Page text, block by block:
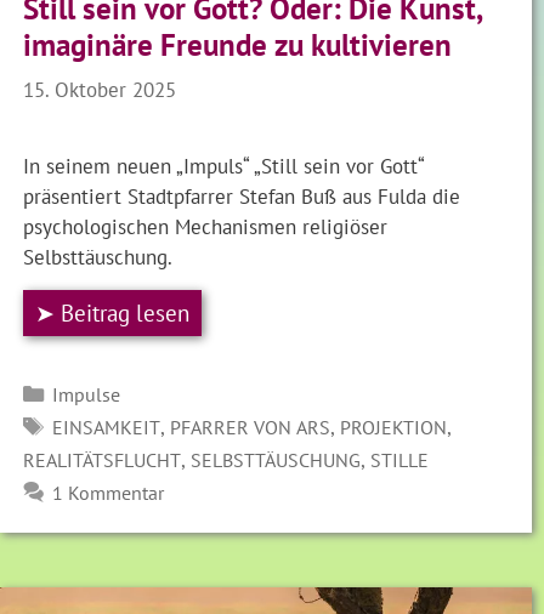
Still sein vor Gott? Oder: Die Kunst,
imaginäre Freunde zu kultivieren
15. Oktober 2025
In seinem neuen „Impuls“ „Still sein vor Gott“
präsentiert Stadtpfarrer Stefan Buß aus Fulda die
psychologischen Mechanismen religiöser
Selbsttäuschung.
➤ Beitrag lesen
Kategorien
Impulse
SCHLAGWÖRTER
EINSAMKEIT, PFARRER VON ARS, PROJEKTION,
REALITÄTSFLUCHT, SELBSTTÄUSCHUNG, STILLE
1 Kommentar